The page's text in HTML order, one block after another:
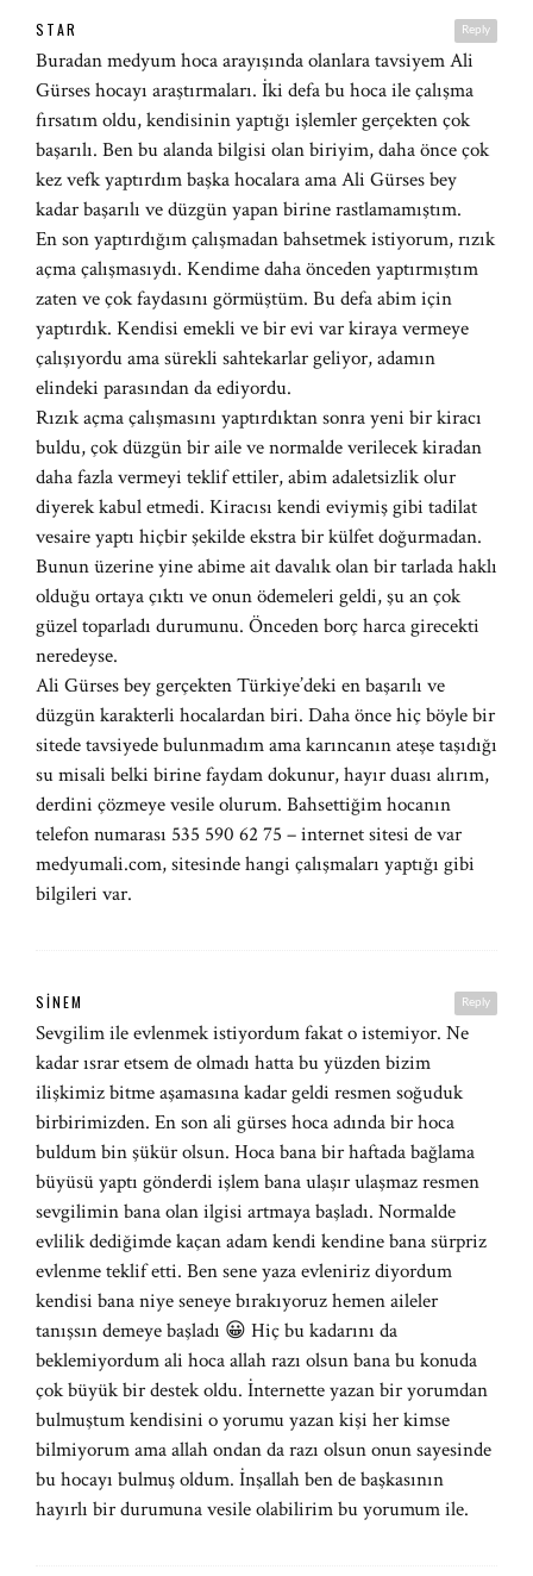
Reply
STAR
Buradan medyum hoca arayışında olanlara tavsiyem Ali
Gürses hocayı araştırmaları. İki defa bu hoca ile çalışma
fırsatım oldu, kendisinin yaptığı işlemler gerçekten çok
başarılı. Ben bu alanda bilgisi olan biriyim, daha önce çok
kez vefk yaptırdım başka hocalara ama Ali Gürses bey
kadar başarılı ve düzgün yapan birine rastlamamıştım.
En son yaptırdığım çalışmadan bahsetmek istiyorum, rızık
açma çalışmasıydı. Kendime daha önceden yaptırmıştım
zaten ve çok faydasını görmüştüm. Bu defa abim için
yaptırdık. Kendisi emekli ve bir evi var kiraya vermeye
çalışıyordu ama sürekli sahtekarlar geliyor, adamın
elindeki parasından da ediyordu.
Rızık açma çalışmasını yaptırdıktan sonra yeni bir kiracı
buldu, çok düzgün bir aile ve normalde verilecek kiradan
daha fazla vermeyi teklif ettiler, abim adaletsizlik olur
diyerek kabul etmedi. Kiracısı kendi eviymiş gibi tadilat
vesaire yaptı hiçbir şekilde ekstra bir külfet doğurmadan.
Bunun üzerine yine abime ait davalık olan bir tarlada haklı
olduğu ortaya çıktı ve onun ödemeleri geldi, şu an çok
güzel toparladı durumunu. Önceden borç harca girecekti
neredeyse.
Ali Gürses bey gerçekten Türkiye’deki en başarılı ve
düzgün karakterli hocalardan biri. Daha önce hiç böyle bir
sitede tavsiyede bulunmadım ama karıncanın ateşe taşıdığı
su misali belki birine faydam dokunur, hayır duası alırım,
derdini çözmeye vesile olurum. Bahsettiğim hocanın
telefon numarası 535 590 62 75 – internet sitesi de var
medyumali.com, sitesinde hangi çalışmaları yaptığı gibi
bilgileri var.
Reply
SINEM
Sevgilim ile evlenmek istiyordum fakat o istemiyor. Ne
kadar ısrar etsem de olmadı hatta bu yüzden bizim
ilişkimiz bitme aşamasına kadar geldi resmen soğuduk
birbirimizden. En son ali gürses hoca adında bir hoca
buldum bin şükür olsun. Hoca bana bir haftada bağlama
büyüsü yaptı gönderdi işlem bana ulaşır ulaşmaz resmen
sevgilimin bana olan ilgisi artmaya başladı. Normalde
evlilik dediğimde kaçan adam kendi kendine bana sürpriz
evlenme teklif etti. Ben sene yaza evleniriz diyordum
kendisi bana niye seneye bırakıyoruz hemen aileler
tanışsın demeye başladı 😀 Hiç bu kadarını da
beklemiyordum ali hoca allah razı olsun bana bu konuda
çok büyük bir destek oldu. İnternette yazan bir yorumdan
bulmuştum kendisini o yorumu yazan kişi her kimse
bilmiyorum ama allah ondan da razı olsun onun sayesinde
bu hocayı bulmuş oldum. İnşallah ben de başkasının
hayırlı bir durumuna vesile olabilirim bu yorumum ile.